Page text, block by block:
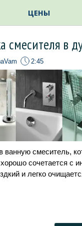
ЦЕНЫ
смесителя в
2:45
ванную смеситель,
сочетается с
и легко